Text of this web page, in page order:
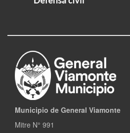
Municipio de General Viamonte
Mitre N° 991